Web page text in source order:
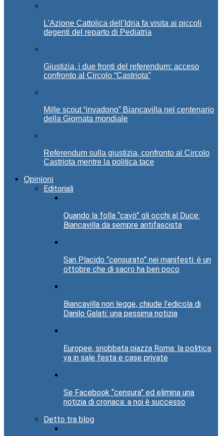
L’Azione Cattolica dell’Idria fa visita ai piccoli
degenti del reparto di Pediatria
Giustizia, i due fronti del referendum: acceso
confronto al Circolo “Castriota”
Mille scout “invadono” Biancavilla nel centenario
della Giornata mondiale
Referendum sulla giustizia, confronto al Circolo
Castriota mentre la politica tace
Opinioni
Editoriali
Quando la folla “cavò” gli occhi al Duce:
Biancavilla da sempre antifascista
San Placido “censurato” nei manifesti: è un
ottobre che di sacro ha ben poco
Biancavilla non legge, chiude l’edicola di
Danilo Galati: una pessima notizia
Europee, snobbata piazza Roma: la politica
va in sale festa e case private
Se Facebook “censura” ed elimina una
notizia di cronaca: a noi è successo
Detto tra blog